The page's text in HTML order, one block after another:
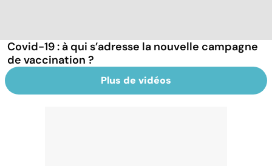
Covid-19 : à qui s’adresse la nouvelle campagne
de vaccination ?
Plus de vidéos